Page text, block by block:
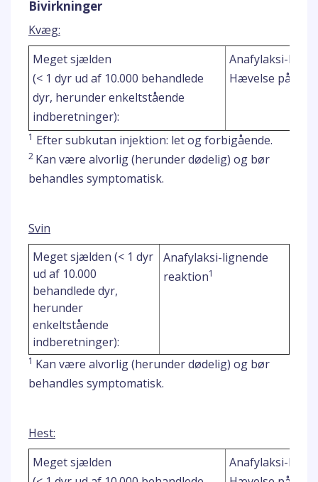
Bivirkninger
Kvæg:
Meget sjælden
(< 1 dyr ud af 10.000 behandlede
dyr, herunder enkeltstående
indberetninger):
Anafylaksi-
Hævelse på
1 Efter subkutan injektion: let og forbigående.
2 Kan være alvorlig (herunder dødelig) og bør
behandles symptomatisk.
Svin
Meget sjælden (< 1 dyr
ud af 10.000
behandlede dyr,
herunder
enkeltstående
indberetninger):
Anafylaksi-lignende
reaktion1
1 Kan være alvorlig (herunder dødelig) og bør
behandles symptomatisk.
Hest:
Meget sjælden
Anafylaksi-